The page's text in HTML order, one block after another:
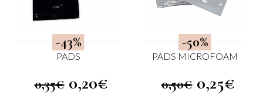
-43%
PADS
0,35€ 0,20€
-50%
PADS MICROFOAM
0,50€ 0,25€